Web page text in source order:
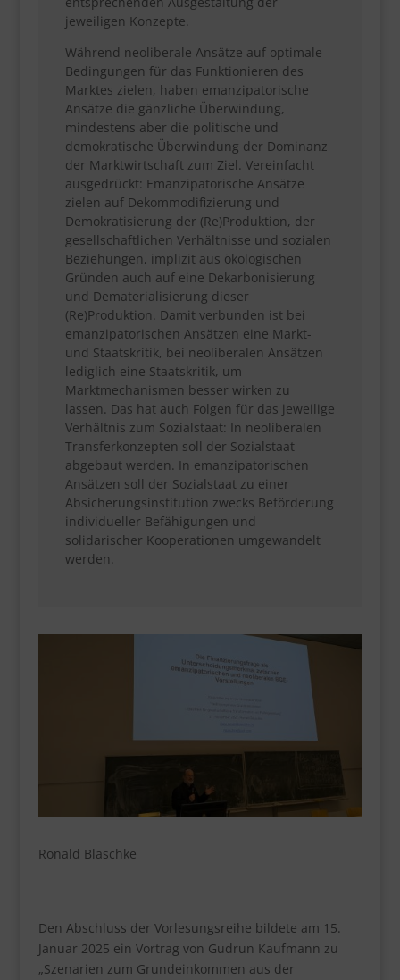
jeweiligen Konzepte.
Während neoliberale Ansätze auf optimale
Bedingungen für das Funktionieren des
Marktes zielen, haben emanzipatorische
Ansätze die gänzliche Überwindung,
mindestens aber die politische und
demokratische Überwindung der Dominanz
der Marktwirtschaft zum Ziel. Vereinfacht
ausgedrückt: Emanzipatorische Ansätze
zielen auf Dekommodifizierung und
Demokratisierung der (Re)Produktion, der
gesellschaftlichen Verhältnisse und sozialen
Beziehungen, implizit aus ökologischen
Gründen auch auf eine Dekarbonisierung
und Dematerialisierung dieser
(Re)Produktion. Damit verbunden ist bei
emanzipatorischen Ansätzen eine Markt-
und Staatskritik, bei neoliberalen Ansätzen
lediglich eine Staatskritik, um
Marktmechanismen besser wirken zu
lassen. Das hat auch Folgen für das jeweilige
Verhältnis zum Sozialstaat: In neoliberalen
Transferkonzepten soll der Sozialstaat
abgebaut werden. In emanzipatorischen
Ansätzen soll der Sozialstaat zu einer
Absicherungsinstitution zwecks Beförderung
individueller Befähigungen und
solidarischer Kooperationen umgewandelt
werden.
Ronald Blaschke
Den Abschluss der Vorlesungsreihe bildete am 15.
Januar 2025 ein Vortrag von Gudrun Kaufmann zu
„Szenarien zum Grundeinkommen aus der